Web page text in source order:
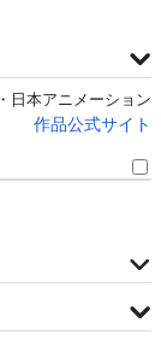
日本アニメーション
作品公式サイト